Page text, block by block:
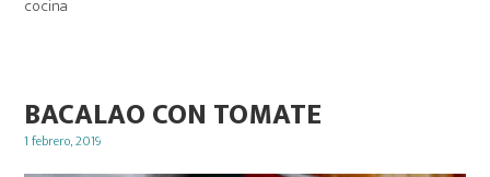
cocina
BACALAO CON TOMATE
Posted
1 febrero, 2019